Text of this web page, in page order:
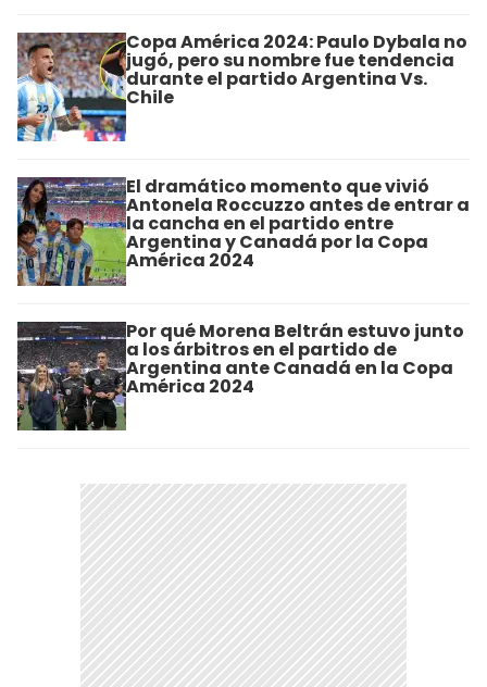
Copa América 2024: Paulo Dybala no
jugó, pero su nombre fue tendencia
durante el partido Argentina Vs.
Chile
El dramático momento que vivió
Antonela Roccuzzo antes de entrar a
la cancha en el partido entre
Argentina y Canadá por la Copa
América 2024
Por qué Morena Beltrán estuvo junto
a los árbitros en el partido de
Argentina ante Canadá en la Copa
América 2024